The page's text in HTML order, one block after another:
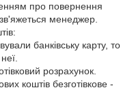
про повернення
менеджер.
банківську карту, то
розрахунок.
коштів безготівкове -